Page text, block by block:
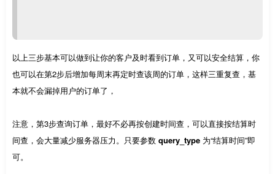
以上三步基本可以做到让你的客户及时看到订单，又可以安全结算，你
也可以在第2步后增加每周末再定时查该周的订单，这样三重复查，基
本就不会漏掉用户的订单了，
注意，第3步查询订单，最好不必再按创建时间查，可以直接按结算时
间查，会大量减少服务器压力。只要参数 query_type 为“结算时间”即
可。